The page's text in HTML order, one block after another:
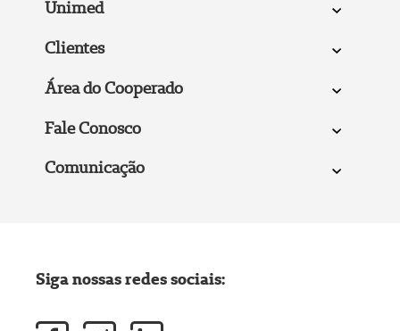
Unimed
Clientes
Área do Cooperado
Fale Conosco
Comunicação
Siga nossas redes sociais: